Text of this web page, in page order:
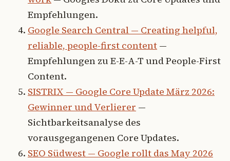
Empfehlungen.
Google Search Central — Creating helpful,
reliable, people-first content —
Empfehlungen zu E-E-A-T und People-First
Content.
SISTRIX — Google Core Update März 2026:
Gewinner und Verlierer —
Sichtbarkeitsanalyse des
vorausgegangenen Core Updates.
SEO Südwest — Google rollt das May 2026